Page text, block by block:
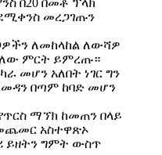
በ20 በመቶ ፕላክ
መረጋገጡን
ለመከላከል ለውሻዎ
ምርት ይምረጡ።
መሆን አለበት ነገር ግን
በጣም ከባድ መሆን
ማኘክ ከመጠን በላይ
አስተዋጽኦ
ይዘትን ግምት ውስጥ